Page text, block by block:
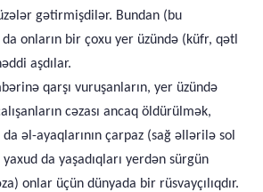
gətirmişdilər. Bundan (bu
onların bir çoxu yer üzündə (küfr, qətl
aşdılar.
qarşı vuruşanların, yer üzündə
cəzası ancaq öldürülmək,
əl-ayaqlarının çarpaz (sağ əllərilə sol
da yaşadıqları yerdən sürgün
onlar üçün dünyada bir rüsvayçılıqdır.